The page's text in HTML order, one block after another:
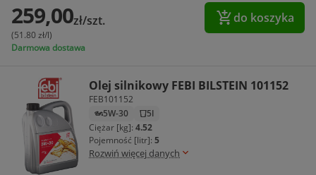
259,00zł/szt.
(51.80 zł/l)
Darmowa dostawa
do koszyka
Olej silnikowy FEBI BILSTEIN 101152
FEB101152
5l
5W-30
Ciężar [kg]: 4.52
Pojemność [litr]: 5
Rozwiń więcej danych